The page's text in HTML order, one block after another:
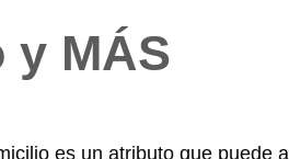
y MÁS
es un atributo que puede